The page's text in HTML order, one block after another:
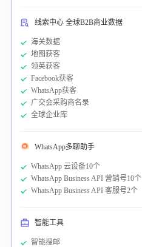
线索中心 全球B2B商业数据
海关数据
地图获客
领英获客
Facebook获客
WhatsApp获客
广交会采购商名录
全球企业库
WhatsApp多聊助手
WhatsApp 云设备10个
WhatsApp Business API 营销号10个
WhatsApp Business API 客服号2个
智能工具
智能搜邮